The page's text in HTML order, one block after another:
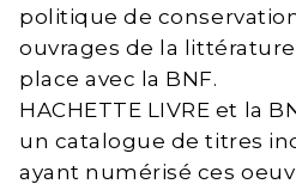
politique de
ouvrages de la
place avec la BNF.
HACHETTE LIVRE et la
un catalogue de titres
ayant numérisé ces